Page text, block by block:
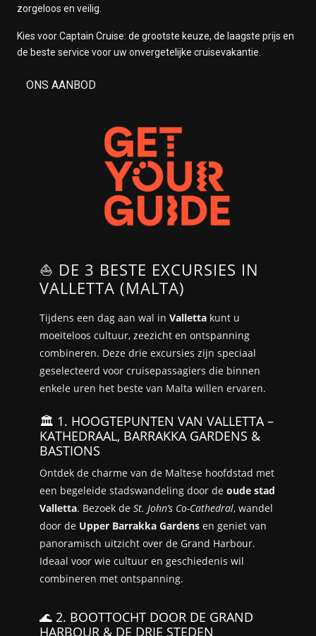
zorgeloos en veilig.
Kies voor Captain Cruise: de grootste keuze, de laagste prijs en
de beste service voor uw onvergetelijke cruisevakantie.
ONS AANBOD
⛵ DE 3 BESTE EXCURSIES IN
VALLETTA (MALTA)
Tijdens een dag aan wal in Valletta kunt u
moeiteloos cultuur, zeezicht en ontspanning
combineren. Deze drie excursies zijn speciaal
geselecteerd voor cruisepassagiers die binnen
enkele uren het beste van Malta willen ervaren.
🏛️ 1. HOOGTEPUNTEN VAN VALLETTA –
KATHEDRAAL, BARRAKKA GARDENS &
BASTIONS
Ontdek de charme van de Maltese hoofdstad met
een begeleide stadswandeling door de oude stad
Valletta. Bezoek de St. John’s Co-Cathedral, wandel
door de Upper Barrakka Gardens en geniet van
panoramisch uitzicht over de Grand Harbour.
Ideaal voor wie cultuur en geschiedenis wil
combineren met ontspanning.
🌊 2. BOOTTOCHT DOOR DE GRAND
HARBOUR & DE DRIE STEDEN